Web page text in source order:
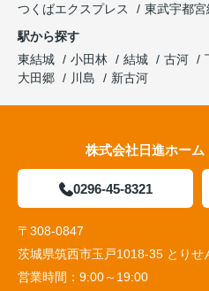
つくばエクスプレス
東武宇都宮
駅から探す
東結城
小田林 結城 古河
大田郷
川島 新古河
株式会社日進ホー
0296-45-8321
〒308-0847
茨城県筑西市玉戸1018-35 とりせ
営業時間： 9:00～19:00